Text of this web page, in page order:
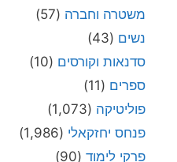
משטרה וחברה (57)
נשים (43)
סדנאות וקורסים (10)
ספרים (11)
פוליטיקה (1,073)
פנחס יחזקאלי (1,986)
פרקי לימוד (90)